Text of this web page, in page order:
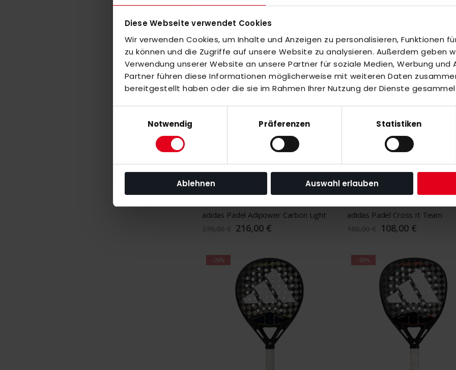
Diese Webseite verwendet Cookies
Wir verwenden Cookies, um Inhalte und Anzeigen zu personalisieren, Funktionen
zu können und die Zugriffe auf unsere Website zu analysieren. Außerdem geben
Verwendung unserer Website an unsere Partner für soziale Medien, Werbung und
Partner führen diese Informationen möglicherweise mit weiteren Daten
bereitgestellt haben oder die sie im Rahmen Ihrer Nutzung der Dienste
Notwendig
Präferenzen Statistiken
Ablehnen Auswahl erlauben
75,00 € Sonderangebot
60,00 € 115,00 €
-20%
Nicht auf Lager
adidas Padel Adipower Carbon Light
Sonderangebot
216,00 €
-40%
Nicht auf Lager
adidas Padel Cross It Team
Sonderangebot
108,00 €
-20% -20%